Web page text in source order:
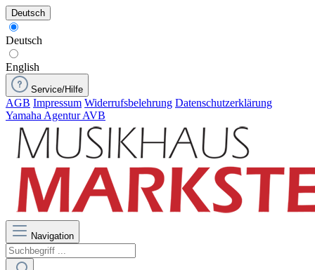
Deutsch
Deutsch
English
Service/Hilfe
AGB Impressum Widerrufsbelehrung Datenschutzerklärung
Yamaha Agentur AVB
Navigation